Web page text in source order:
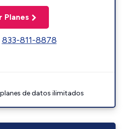
Planes
833-811-8878
de datos ilimitados